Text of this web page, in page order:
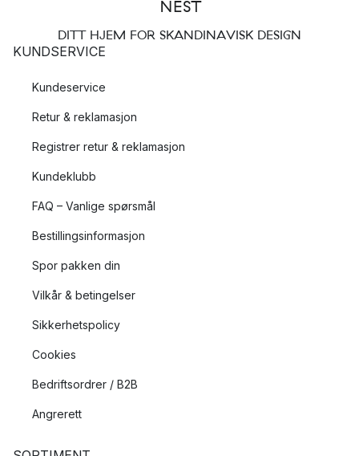
DITT HJEM FOR SKANDINAVISK DESIGN
KUNDSERVICE
Kundeservice
Retur & reklamasjon
Registrer retur & reklamasjon
Kundeklubb
FAQ – Vanlige spørsmål
Bestillingsinformasjon
Spor pakken din
Vilkår & betingelser
Sikkerhetspolicy
Cookies
Bedriftsordrer / B2B
Angrerett